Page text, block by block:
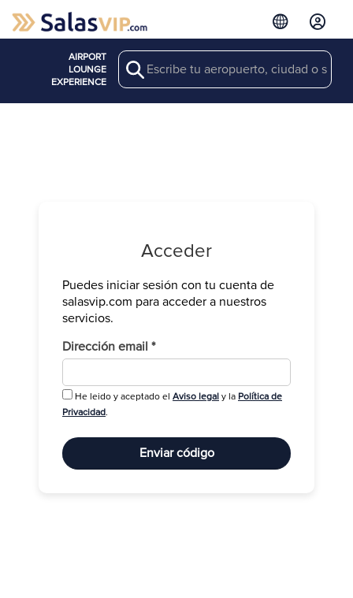
AIRPORT
LOUNGE
EXPERIENCE
Search
Acceder
Puedes iniciar sesión con tu cuenta de
salasvip.com para acceder a nuestros
servicios.
Dirección email *Obligatorio
He leido y aceptado el Aviso legal y la Política de
Privacidad.
Enviar código